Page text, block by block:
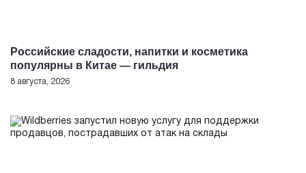
Российские сладости, напитки и косметика
популярны в Китае — гильдия
8 августа, 2026